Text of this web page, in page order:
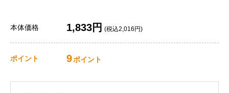
本体価格 1,833円 (税込2,016円)
ポイント 9ポイント